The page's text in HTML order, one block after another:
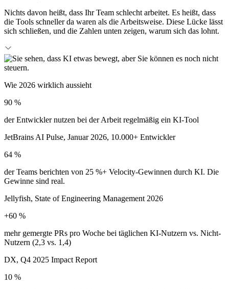
Nichts davon heißt, dass Ihr Team schlecht arbeitet. Es heißt, dass
die Tools schneller da waren als die Arbeitsweise. Diese Lücke lässt
sich schließen, und die Zahlen unten zeigen, warum sich das lohnt.
Wie 2026 wirklich aussieht
90 %
der Entwickler nutzen bei der Arbeit regelmäßig ein KI-Tool
JetBrains AI Pulse, Januar 2026, 10.000+ Entwickler
64 %
der Teams berichten von 25 %+ Velocity-Gewinnen durch KI. Die
Gewinne sind real.
Jellyfish, State of Engineering Management 2026
+60 %
mehr gemergte PRs pro Woche bei täglichen KI-Nutzern vs. Nicht-
Nutzern (2,3 vs. 1,4)
DX, Q4 2025 Impact Report
10 %